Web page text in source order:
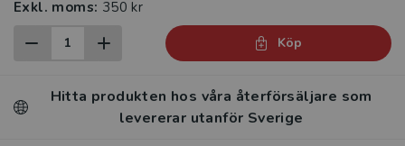
Exkl. moms: 350 kr
Köp
Hitta produkten hos våra återförsäljare som
levererar utanför Sverige